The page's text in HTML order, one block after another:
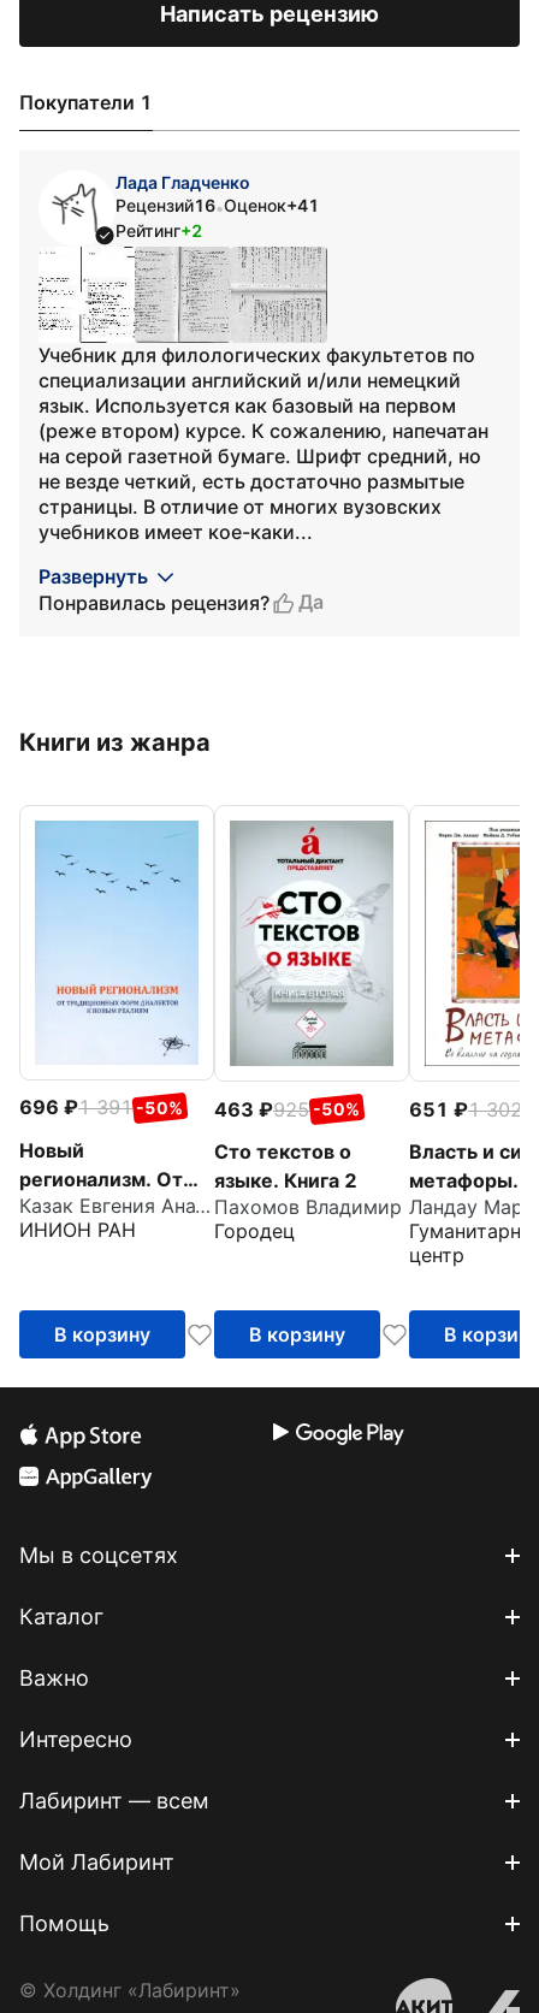
Написать рецензию
Покупатели 1
Лада Гладченко
Рецензий16•Оценок+41
Рейтинг+2
Учебник для филологических факультетов по
специализации английский и/или немецкий
язык. Используется как базовый на первом
(реже втором) курсе. К сожалению, напечатан
на серой газетной бумаге. Шрифт средний, но
не везде четкий, есть достаточно размытые
страницы. В отличие от многих вузовских
учебников имеет кое-каки...
Развернуть
Понравилась рецензия?
Да
Книги из жанра
696 1 391 -50%
Новый
регионализм. От
традиционных
форм диалектов к
Казак Евгения Анатольевна
ИНИОН РАН
В корзину
463 925 -50%
Сто текстов о
языке. Книга 2
Пахомов Владимир
Городец
В корзину
651 1 302
Власть и
метафоры.
влияние на
социальную
Ландау
центр
В корзину
Мы в соцсетях
Каталог
Важно
Интересно
Лабиринт — всем
Мой Лабиринт
Помощь
© Холдинг «Лабиринт»